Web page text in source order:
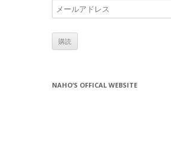
メ
ー
ル
ア
NAHO’S OFFICAL WEBSITE